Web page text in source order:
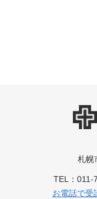
札幌
TEL： 011-
お電話で受